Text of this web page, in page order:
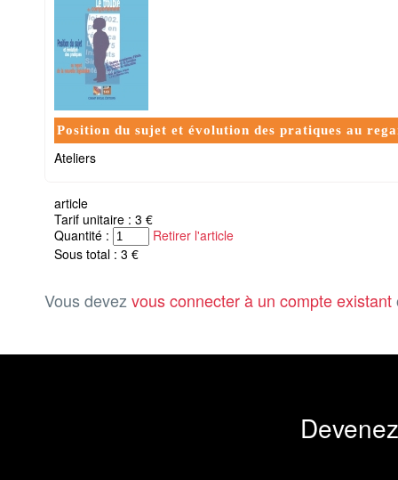
Position du sujet et évolution des pratiques au
Ateliers
article
Tarif unitaire : 3 €
Quantité :
Retirer l'article
Sous total : 3 €
Vous devez vous connecter à un compte existant